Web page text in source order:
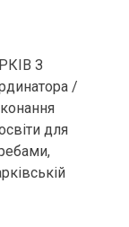
З
/
для